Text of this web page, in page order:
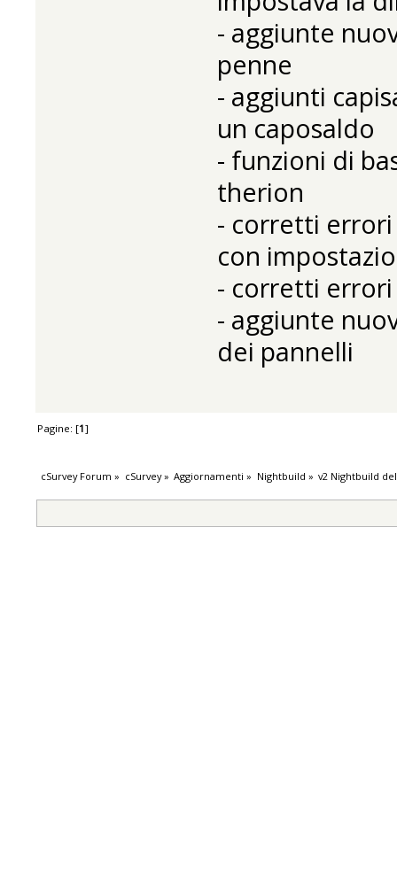
- aggiunte
penne
- aggiunti
un caposaldo
- funzioni di
therion
- corretti errori
con
- corretti
- aggiunte
dei pannelli
Pagine: [1]
cSurvey Forum » cSurvey» Aggiornamenti » Nightbuild » v2 Nightbuild